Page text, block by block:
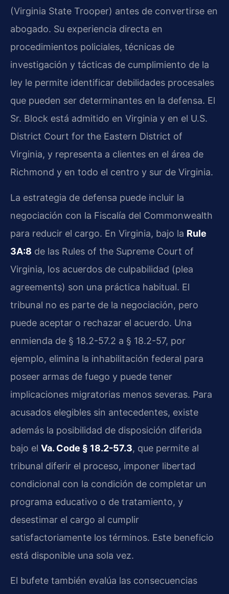
(Virginia State Trooper) antes de convertirse en
abogado. Su experiencia directa en
procedimientos policiales, técnicas de
investigación y tácticas de cumplimiento de la
ley le permite identificar debilidades procesales
que pueden ser determinantes en la defensa. El
Sr. Block está admitido en Virginia y en el U.S.
District Court for the Eastern District of
Virginia, y representa a clientes en el área de
Richmond y en todo el centro y sur de Virginia.
La estrategia de defensa puede incluir la
negociación con la Fiscalía del Commonwealth
para reducir el cargo. En Virginia, bajo la Rule
3A:8 de las Rules of the Supreme Court of
Virginia, los acuerdos de culpabilidad (plea
agreements) son una práctica habitual. El
tribunal no es parte de la negociación, pero
puede aceptar o rechazar el acuerdo. Una
enmienda de § 18.2-57.2 a § 18.2-57, por
ejemplo, elimina la inhabilitación federal para
poseer armas de fuego y puede tener
implicaciones migratorias menos severas. Para
acusados elegibles sin antecedentes, existe
además la posibilidad de disposición diferida
bajo el Va. Code § 18.2-57.3, que permite al
tribunal diferir el proceso, imponer libertad
condicional con la condición de completar un
programa educativo o de tratamiento, y
desestimar el cargo al cumplir
satisfactoriamente los términos. Este beneficio
está disponible una sola vez.
El bufete también evalúa las consecuencias